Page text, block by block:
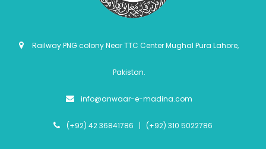
Railway PNG colony Near TTC Center Mughal Pura Lahore,
Pakistan.
info@anwaar-e-madina.com
(+92) 42 36841786 | (+92) 310 5022786